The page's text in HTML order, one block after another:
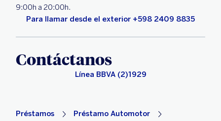
9:00h a 20:00h.
Para llamar desde el exterior +598 2409 8835
Contáctanos
Línea BBVA (2)1929
Préstamos
Préstamo Automotor